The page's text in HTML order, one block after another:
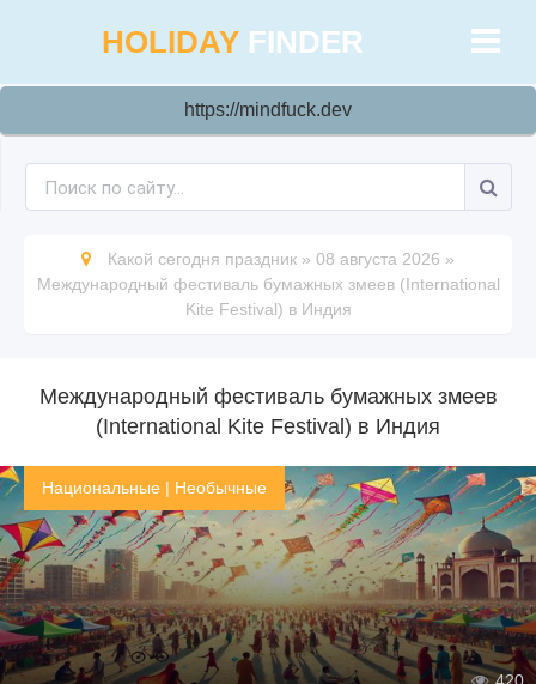
HOLIDAY FINDER
https://mindfuck.dev
Какой сегодня праздник » 08 августа 2026 »
Международный фестиваль бумажных змеев (International
Kite Festival) в Индия
Международный фестиваль бумажных змеев
(International Kite Festival) в Индия
Национальные | Необычные